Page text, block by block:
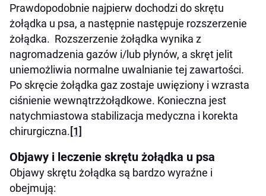
Prawdopodobnie najpierw dochodzi do skrętu
żołądka u psa, a następnie następuje rozszerzenie
żołądka. Rozszerzenie żołądka wynika z
nagromadzenia gazów i/lub płynów, a skręt jelit
uniemożliwia normalne uwalnianie tej zawartości.
Po skręcie żołądka gaz zostaje uwięziony i wzrasta
ciśnienie wewnątrzżołądkowe. Konieczna jest
natychmiastowa stabilizacja medyczna i korekta
chirurgiczna.[1]
Objawy i leczenie skrętu żołądka u psa
Objawy skrętu żołądka są bardzo wyraźne i
obejmują: